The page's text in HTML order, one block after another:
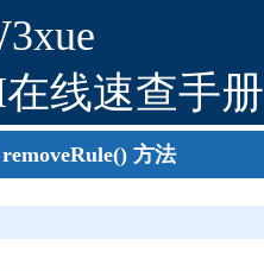
线速查手册
方法